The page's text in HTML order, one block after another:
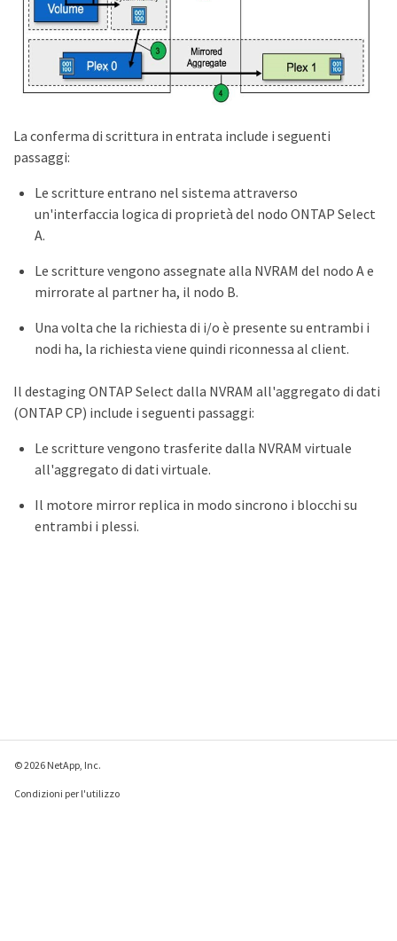
La conferma di scrittura in entrata include i seguenti
passaggi:
Le scritture entrano nel sistema attraverso
un'interfaccia logica di proprietà del nodo ONTAP Select
A.
Le scritture vengono assegnate alla NVRAM del nodo A e
mirrorate al partner ha, il nodo B.
Una volta che la richiesta di i/o è presente su entrambi i
nodi ha, la richiesta viene quindi riconnessa al client.
Il destaging ONTAP Select dalla NVRAM all'aggregato di dati
(ONTAP CP) include i seguenti passaggi:
Le scritture vengono trasferite dalla NVRAM virtuale
all'aggregato di dati virtuale.
Il motore mirror replica in modo sincrono i blocchi su
entrambi i plessi.
© 2026 NetApp, Inc.
Condizioni per l'utilizzo